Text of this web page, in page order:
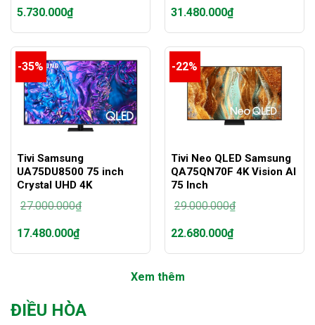
gốc
là:
5.730.000₫
Giá
hiện
là:
5.730.000₫.
gốc
là:
31.480.000₫
Giá
hiện
là:
31.480.000₫.
-35%
Tivi Samsung
UA75DU8500 75 inch
Crystal UHD 4K
27.000.000₫
gốc
là:
17.480.000₫
Giá
17.480.000₫.
-22%
Tivi Neo QLED Samsung
QA75QN70F 4K Vision AI
75 Inch
29.000.000₫
gốc
là:
22.680.000₫
Giá
tại
Xem thêm
ĐIỀU HÒA